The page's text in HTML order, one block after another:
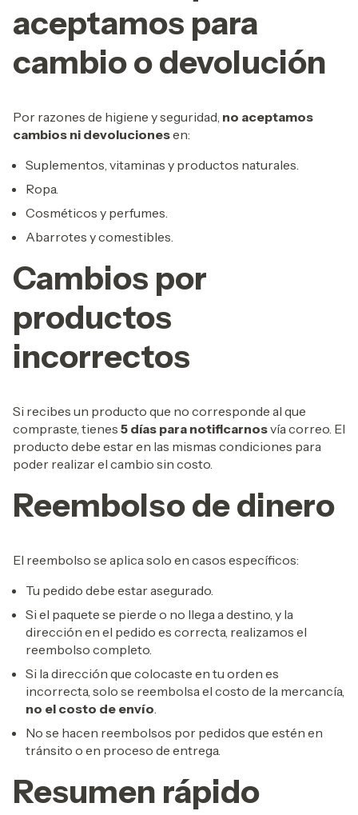
aceptamos para
cambio o devolución
Por razones de higiene y seguridad, no aceptamos
cambios ni devolucionesen:
Suplementos, vitaminas y productos naturales.
Ropa.
Cosméticos y perfumes.
Abarrotes y comestibles.
Cambios por
productos
incorrectos
Si recibes un producto que no corresponde al que
compraste, tienes 5 días para notificarnosvía correo. El
producto debe estar en las mismas condiciones para
poder realizar el cambio sin costo.
Reembolso de dinero
El reembolso se aplica solo en casos específicos:
Tu pedido debe estar asegurado.
Si el paquete se pierde o no llega a destino, y la
dirección en el pedido es correcta, realizamos el
reembolso completo.
Si la dirección que colocaste en tu orden es
incorrecta, solo se reembolsa el costo de la mercancía,
no el costo de envío.
No se hacen reembolsos por pedidos que estén en
tránsito o en proceso de entrega.
Resumen rápido